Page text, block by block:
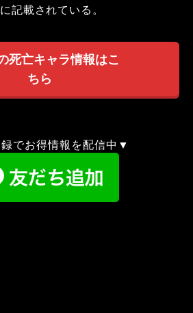
記載されている。
死亡キャラ情報はこ
ちら
でお得情報を配信中▼